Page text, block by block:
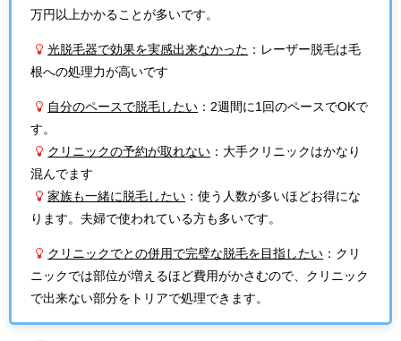
万円以上かかることが多いです。
光脱毛器で効果を実感出来なかった ：レーザー脱毛は毛
根への処理力が高いです
自分のペースで脱毛したい ：2週間に1回のペースでOKで
す。
クリニックの予約が取れない ：大手クリニックはかなり
混んでます
家族も一緒に脱毛したい ：使う人数が多いほどお得にな
ります。夫婦で使われている方も多いです。
クリニックでとの併用で完璧な脱毛を目指したい ：クリ
ニックでは部位が増えるほど費用がかさむので、クリニック
で出来ない部分をトリアで処理できます。